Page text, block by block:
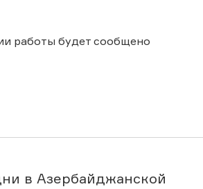
работы будет сообщено
в Азербайджанской